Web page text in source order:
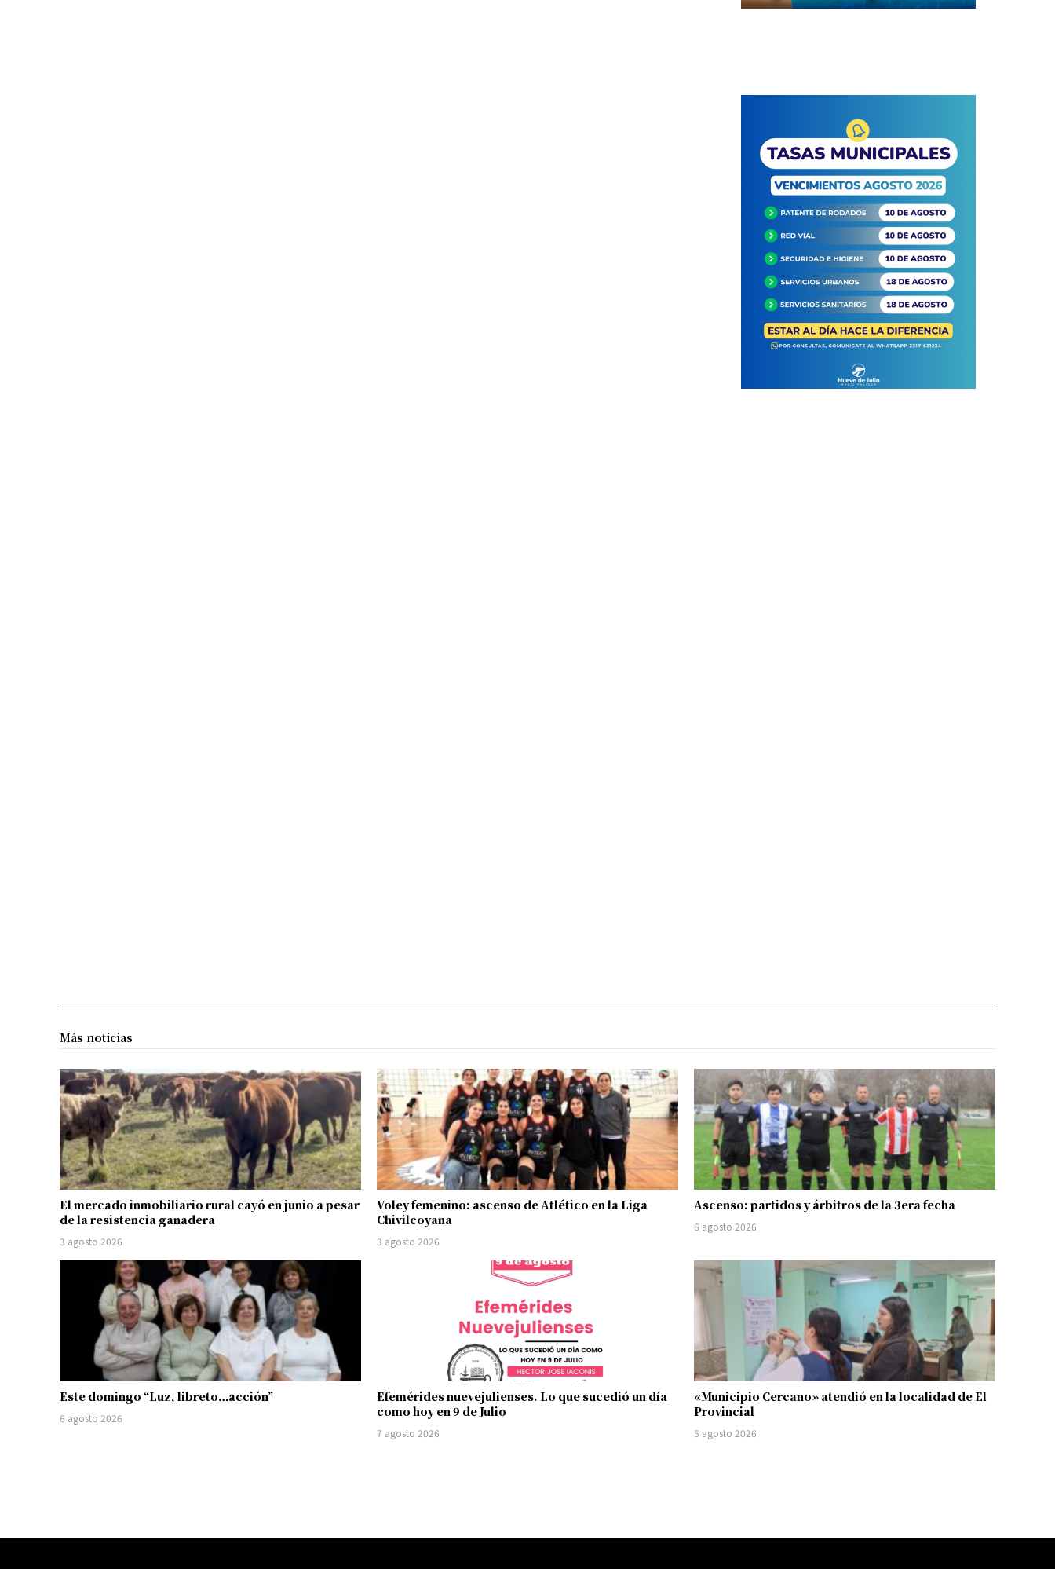
Más noticias
El mercado inmobiliario rural cayó en junio a pesar
de la resistencia ganadera
3 agosto 2026
Voley femenino: ascenso de Atlético en la Liga
Chivilcoyana
3 agosto 2026
Ascenso: partidos y árbitros de la 3era fecha
6 agosto 2026
Este domingo “Luz, libreto…acción”
6 agosto 2026
Efemérides nuevejulienses. Lo que sucedió un día
como hoy en 9 de Julio
7 agosto 2026
«Municipio Cercano» atendió en la localidad de El
Provincial
5 agosto 2026